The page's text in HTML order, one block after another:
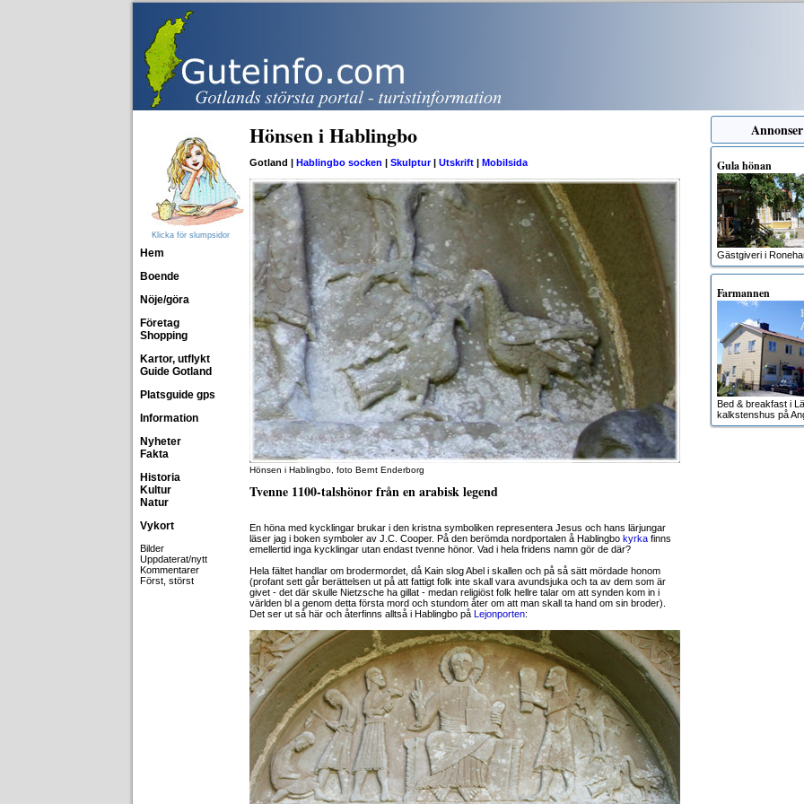
Klicka för slumpsidor
Hem
Boende
Nöje/göra
Företag
Shopping
Kartor, utflykt
Guide Gotland
Platsguide gps
Information
Nyheter
Fakta
Historia
Kultur
Natur
Vykort
Bilder
Uppdaterat/nytt
Kommentarer
Först, störst
Hönsen i Hablingbo
Gotland | Hablingbo socken | Skulptur| Utskrift | Mobilsida
Hönsen i Hablingbo, foto Bernt Enderborg
Tvenne 1100-talshönor från en arabisk legend
En höna med kycklingar brukar i den kristna symboliken representera Jesus och hans lärjungar
läser jag i boken symboler av J.C. Cooper. På den berömda nordportalen å Hablingbo kyrka finns
emellertid inga kycklingar utan endast tvenne hönor. Vad i hela fridens namn gör de där?
Hela fältet handlar om brodermordet, då Kain slog Abel i skallen och på så sätt mördade honom
(profant sett går berättelsen ut på att fattigt folk inte skall vara avundsjuka och ta av dem som är
givet - det där skulle Nietzsche ha gillat - medan religiöst folk hellre talar om att synden kom in i
världen bl a genom detta första mord och stundom åter om att man skall ta hand om sin broder).
Det ser ut så här och återfinns alltså i Hablingbo på Lejonporten:
Gula hönan
Gästgiveri i
Farmannen
Bed & breakfast i
kalkstenshus på